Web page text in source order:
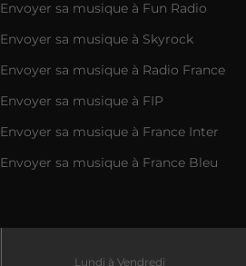
Envoyer sa musique à Fun Radio
Envoyer sa musique à Skyrock
Envoyer sa musique à Radio France
Envoyer sa musique à FIP
Envoyer sa musique à France Inter
Envoyer sa musique à France Bleu
Lundi à Vendredi